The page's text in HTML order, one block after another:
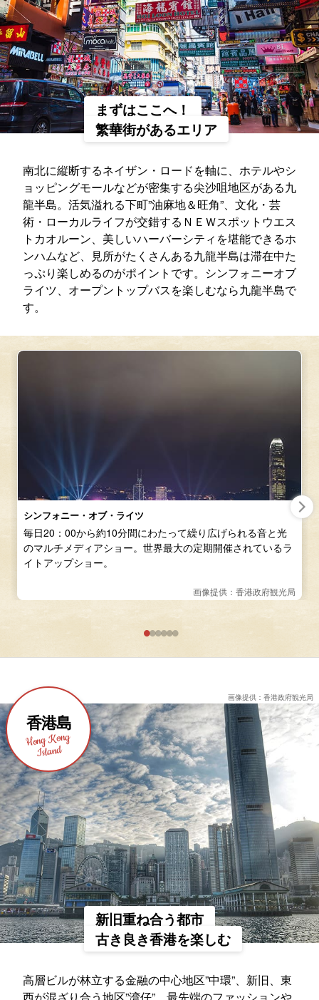
まずはここへ！
繁華街があるエリア
南北に縦断するネイザン・ロードを軸に、ホテルやシ
ョッピングモールなどが密集する尖沙咀地区がある九
龍半島。活気溢れる下町”油麻地＆旺角”、文化・芸
術・ローカルライフが交錯するＮＥＷスポットウエス
トカオルーン、美しいハーバーシティを堪能できるホ
ンハムなど、見所がたくさんある九龍半島は滞在中た
っぷり楽しめるのがポイントです。シンフォニーオブ
ライツ、オープントップバスを楽しむなら九龍半島で
す。
画像提供：香港政府観光局
シンフォニー・オブ・ライツ
毎日20：00から約10分間にわたって繰り広げられる音と光
のマルチメディアショー。世界最大の定期開催されているラ
イトアップショー。
香港島
Hong Kong
Island
新旧重ね合う都市
古き良き香港を楽しむ
画像提供：香港政府観光局
高層ビルが林立する金融の中心地区”中環”、新旧、東